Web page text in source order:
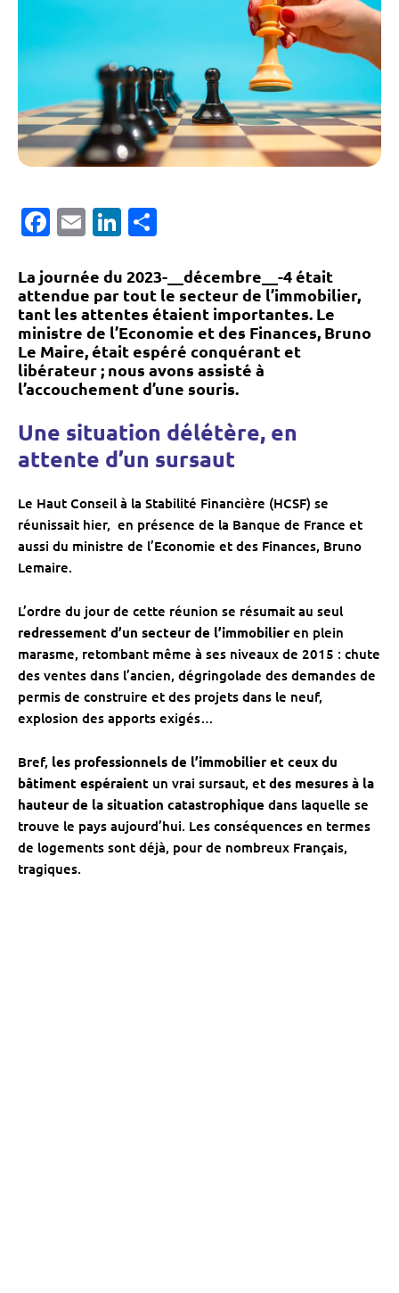
Facebook
EmailLinkedIn
La journée du 2023-__décembre__-4 était
attendue par tout le secteur de l’immobilier,
tant les attentes étaient importantes. Le
ministre de l’Economie et des Finances, Bruno
Le Maire, était espéré conquérant et
libérateur ; nous avons assisté à
l’accouchement d’une souris.
Une situation délétère, en
attente d’un sursaut
Le Haut Conseil à la Stabilité Financière (HCSF) se
réunissait hier, en présence de la Banque de France et
aussi du ministre de l’Economie et des Finances, Bruno
Lemaire.
L’ordre du jour de cette réunion se résumait au seul
redressement d’un secteur de l’immobilier en plein
marasme, retombant même à ses niveaux de 2015 : chute
des ventes dans l’ancien, dégringolade des demandes de
permis de construire et des projets dans le neuf,
explosion des apports exigés…
Bref, les professionnels de l’immobilier et ceux du
bâtiment espéraient un vrai sursaut, et des mesures à la
hauteur de la situation catastrophique dans laquelle se
trouve le pays aujourd’hui. Les conséquences en termes
de logements sont déjà, pour de nombreux Français,
tragiques.